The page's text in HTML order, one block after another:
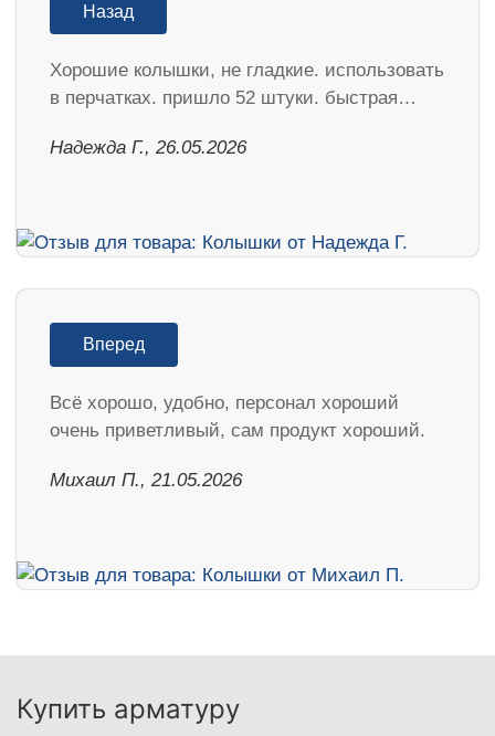
Назад
Хорошие колышки, не гладкие. использовать
в перчатках. пришло 52 штуки. быстрая…
Надежда Г., 26.05.2026
Вперед
Всё хорошо, удобно, персонал хороший
очень приветливый, сам продукт хороший.
Михаил П., 21.05.2026
Купить арматуру